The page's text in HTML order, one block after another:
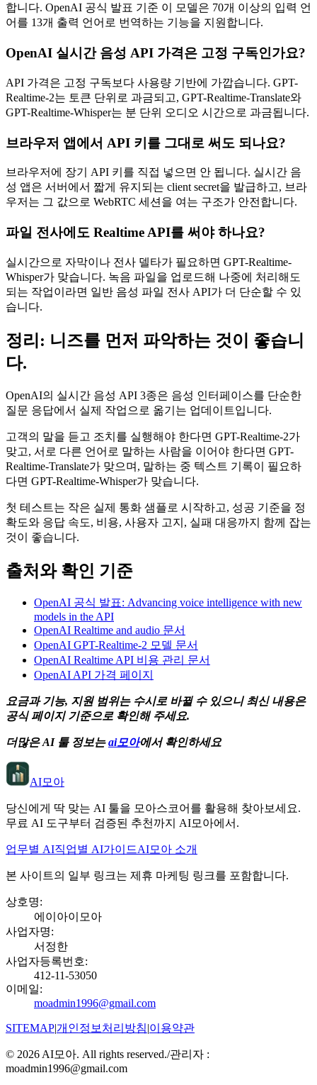
합니다. OpenAI 공식 발표 기준 이 모델은 70개 이상의 입력 언
어를 13개 출력 언어로 번역하는 기능을 지원합니다.
OpenAI 실시간 음성 API 가격은 고정 구독인가요?
API 가격은 고정 구독보다 사용량 기반에 가깝습니다. GPT-
Realtime-2는 토큰 단위로 과금되고, GPT-Realtime-Translate와
GPT-Realtime-Whisper는 분 단위 오디오 시간으로 과금됩니다.
브라우저 앱에서 API 키를 그대로 써도 되나요?
브라우저에 장기 API 키를 직접 넣으면 안 됩니다. 실시간 음
성 앱은 서버에서 짧게 유지되는 client secret을 발급하고, 브라
우저는 그 값으로 WebRTC 세션을 여는 구조가 안전합니다.
파일 전사에도 Realtime API를 써야 하나요?
실시간으로 자막이나 전사 델타가 필요하면 GPT-Realtime-
Whisper가 맞습니다. 녹음 파일을 업로드해 나중에 처리해도
되는 작업이라면 일반 음성 파일 전사 API가 더 단순할 수 있
습니다.
정리: 니즈를 먼저 파악하는 것이 좋습니
다.
OpenAI의 실시간 음성 API 3종은 음성 인터페이스를 단순한
질문 응답에서 실제 작업으로 옮기는 업데이트입니다.
고객의 말을 듣고 조치를 실행해야 한다면 GPT-Realtime-2가
맞고, 서로 다른 언어로 말하는 사람을 이어야 한다면 GPT-
Realtime-Translate가 맞으며, 말하는 중 텍스트 기록이 필요하
다면 GPT-Realtime-Whisper가 맞습니다.
첫 테스트는 작은 실제 통화 샘플로 시작하고, 성공 기준을 정
확도와 응답 속도, 비용, 사용자 고지, 실패 대응까지 함께 잡는
것이 좋습니다.
출처와 확인 기준
OpenAI 공식 발표: Advancing voice intelligence with new
models in the API
OpenAI Realtime and audio 문서
OpenAI GPT-Realtime-2 모델 문서
OpenAI Realtime API 비용 관리 문서
OpenAI API 가격 페이지
요금과 기능, 지원 범위는 수시로 바뀔 수 있으니 최신 내용은
공식 페이지 기준으로 확인해 주세요.
더많은 AI 툴 정보는ai모아에서 확인하세요
AI모아
당신에게 딱 맞는 AI 툴을 모아스코어를 활용해 찾아보세요.
무료 AI 도구부터 검증된 추천까지 AI모아에서.
업무별 AI직업별 AI가이드AI모아 소개
본 사이트의 일부 링크는 제휴 마케팅 링크를 포함합니다.
상호명:
에이아이모아
사업자명:
서정한
사업자등록번호:
412-11-53050
이메일:
moadmin1996@gmail.com
SITEMAP|개인정보처리방침|이용약관
© 2026AI모아. All rights reserved./관리자 :
moadmin1996@gmail.com